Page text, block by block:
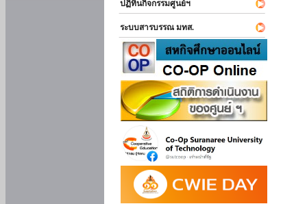
ปฏิทินกิจกรรมศูนย์ฯ
ระบบสารบรรณ มทส.